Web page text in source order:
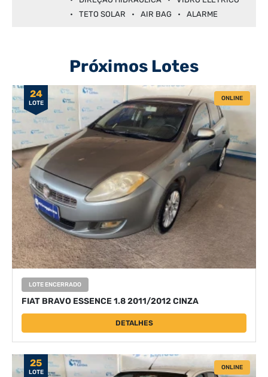
TETO SOLAR
AIR BAG ALARME
Próximos Lotes
24
LOTE
ONLINE
LOTE ENCERRADO
FIAT BRAVO ESSENCE 1.8 2011/2012 CINZA
DETALHES
25
LOTE
ONLINE